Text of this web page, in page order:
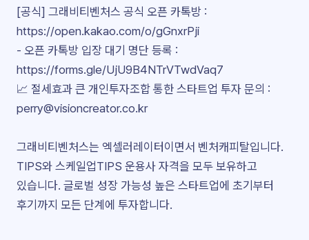
[공식] 그래비티벤처스 공식 오픈 카톡방 :
https://open.kakao.com/o/gGnxrPji
- 오픈 카톡방 입장 대기 명단 등록 :
https://forms.gle/UjU9B4NTrVTwdVaq7
📈 절세효과 큰 개인투자조합 통한 스타트업 투자 문의 :
perry@visioncreator.co.kr
그래비티벤처스는 엑셀러레이터이면서 벤처캐피탈입니다.
TIPS와 스케일업TIPS 운용사 자격을 모두 보유하고
있습니다. 글로벌 성장 가능성 높은 스타트업에 초기부터
후기까지 모든 단계에 투자합니다.